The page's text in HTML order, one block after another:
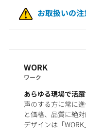
お取扱いの注
WORK
ワーク
あらゆる現場で活
声のする方に常に
と価格、品質に絶
デザインは「